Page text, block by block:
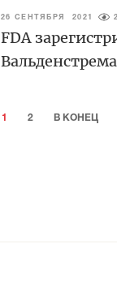
26 СЕНТЯБРЯ 2021
FDA
Вальденстрема
1 2 В КОНЕЦ